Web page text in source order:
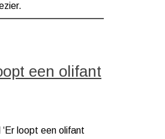
een olifant
loopt een olifant